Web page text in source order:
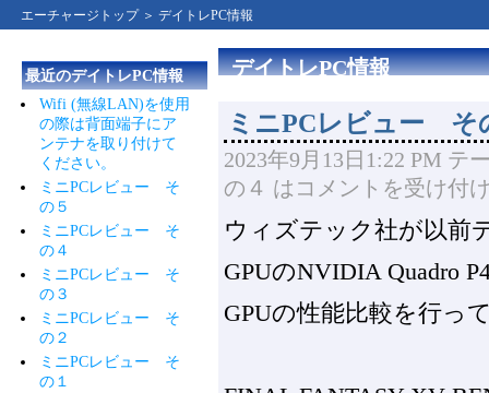
エーチャージトップ＞ デイトレPC情報
最近のデイトレPC情報
Wifi (無線LAN)を使用
の際は背面端子にア
ンテナを取り付けて
ください。
ミニPCレビュー そ
の５
ミニPCレビュー そ
の４
ミニPCレビュー そ
の３
ミニPCレビュー そ
の２
ミニPCレビュー そ
の１
デイトレPC情報
ミニPCレビュー そ
2023年9月13日1:22 PM テ
の４ は コメントを受け付
ウィズテック社が以前
GPUのNVIDIA Quadro
GPUの性能比較を行っ